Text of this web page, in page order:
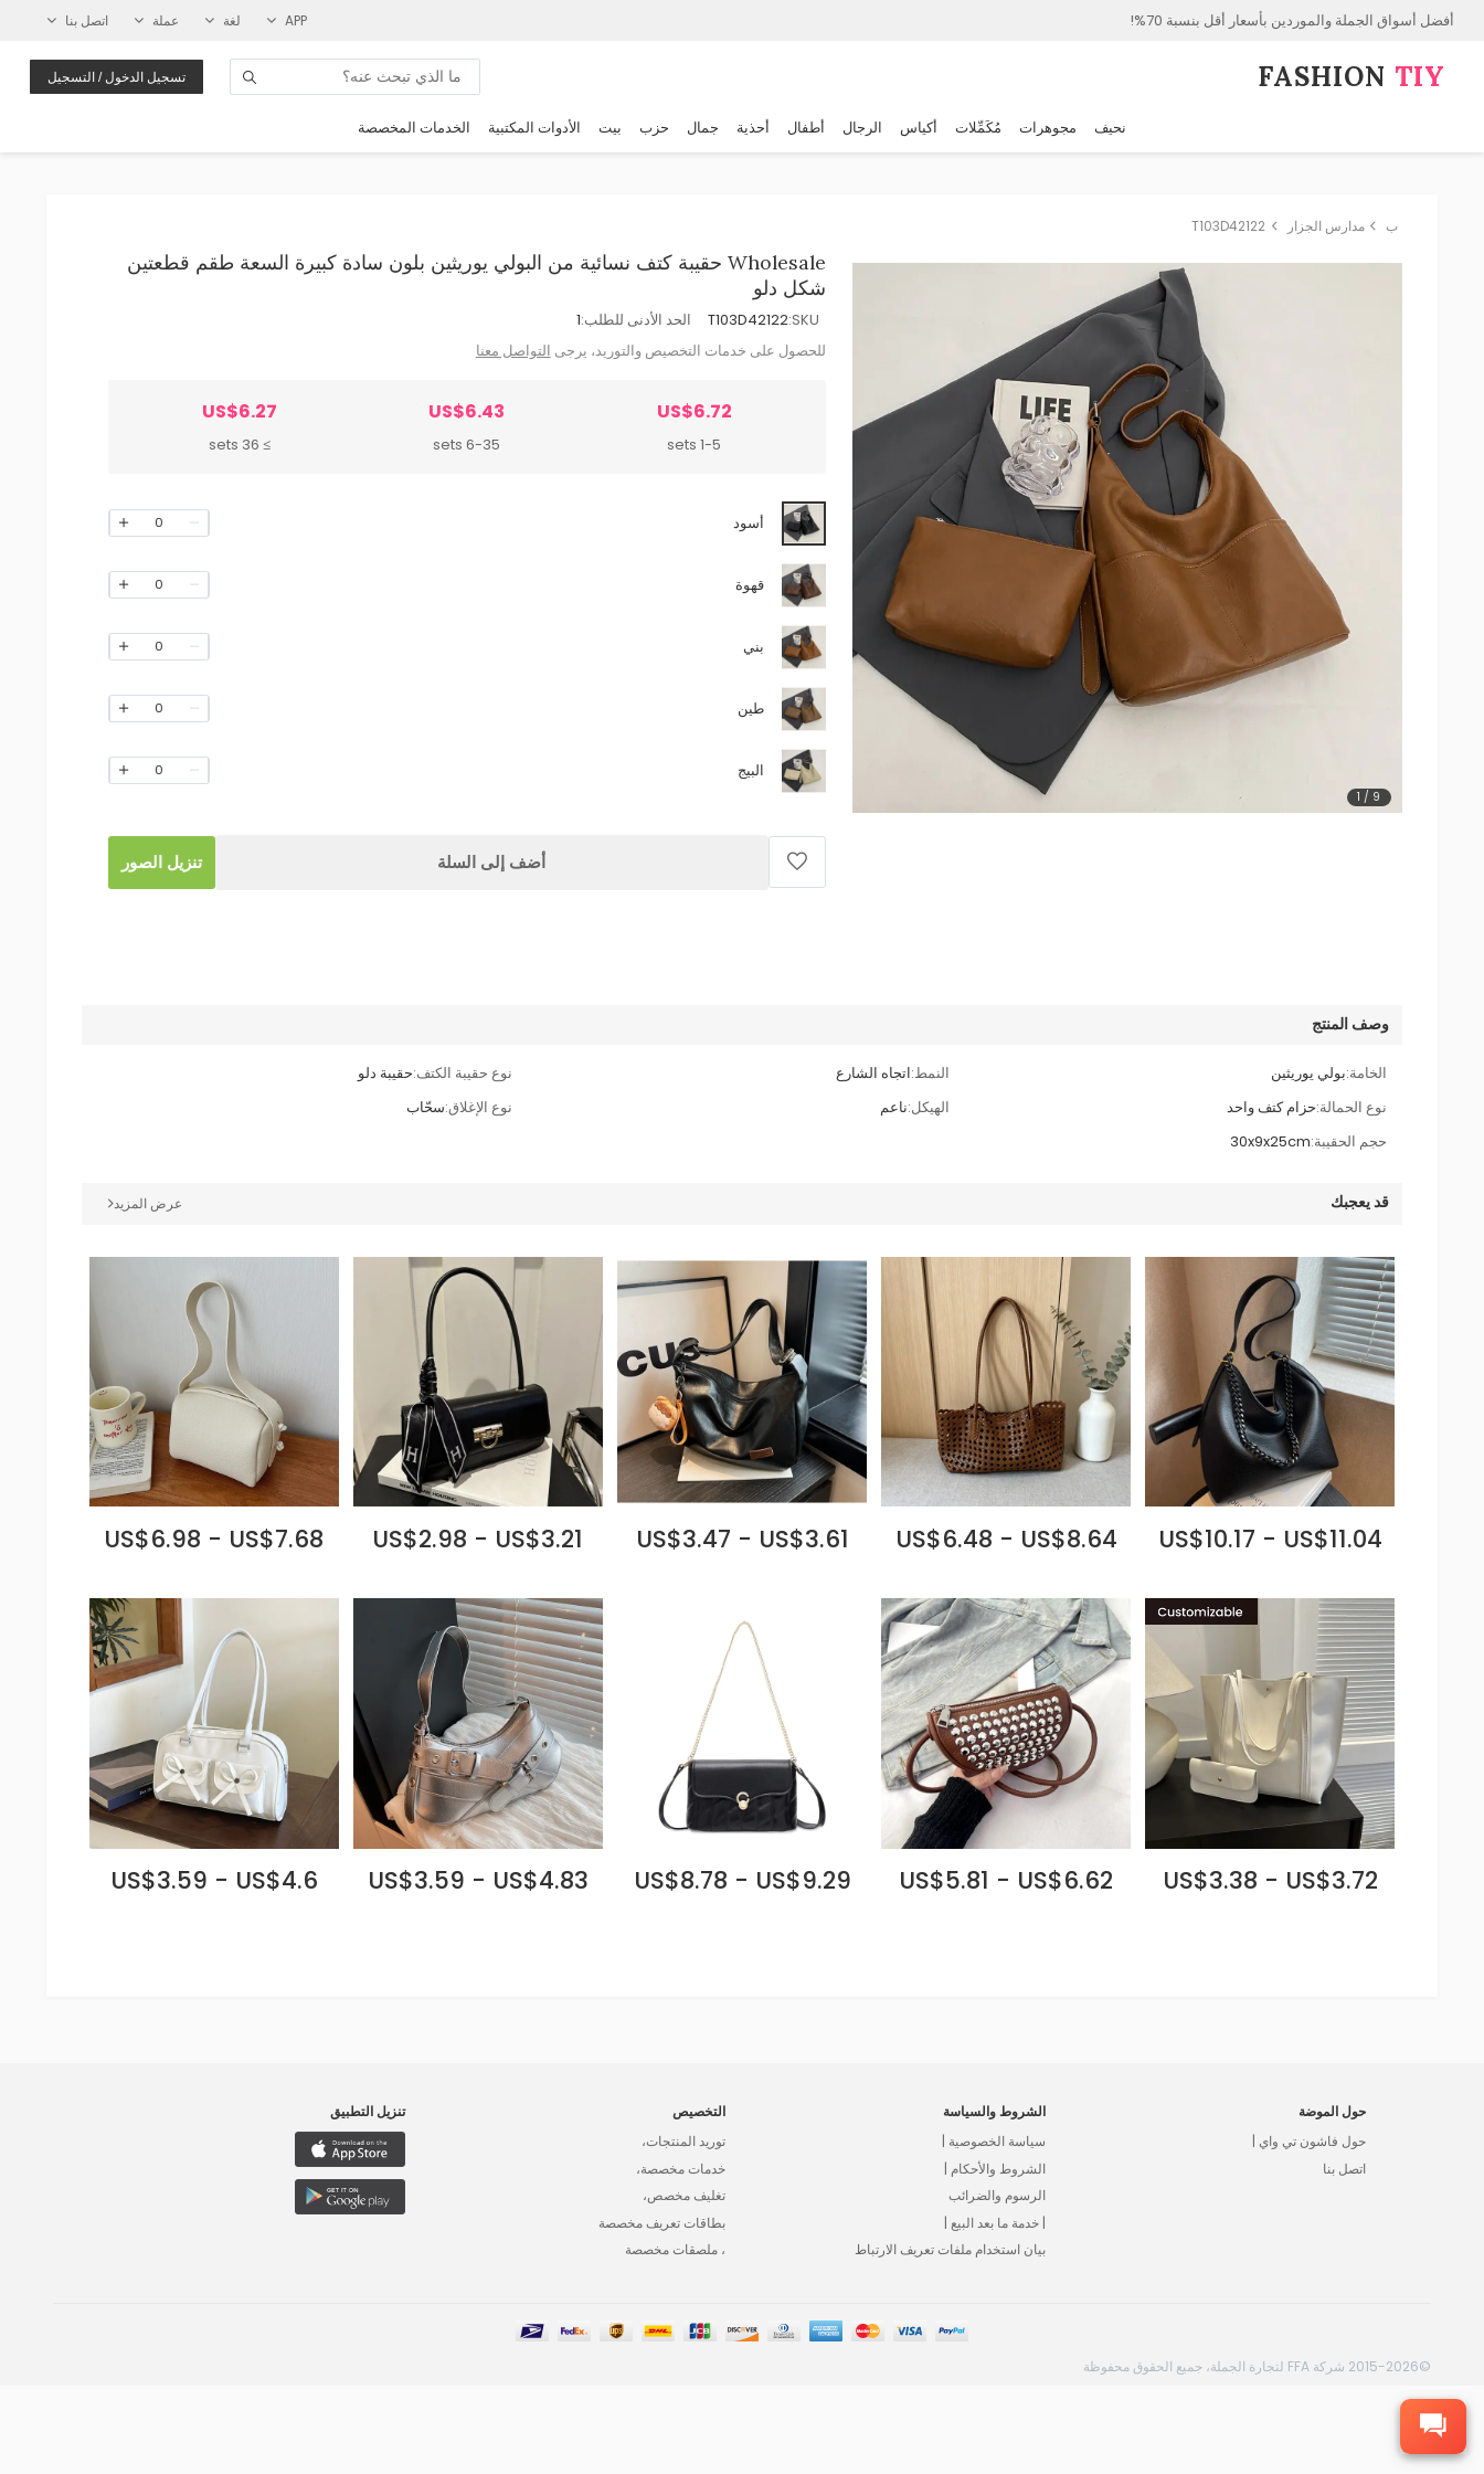
أفضل أسواق الجملة والموردين بأسعار أقل بنسبة 70%! APP لغة عملة اتصل بنا
FASHION⁠ TIY تسجيل الدخول / التسجيل
نحيف مجوهرات مُكَمِّلات أكياس الرجال أطفال أحذية جمال حزب بيت الأدوات المكتبية الخدمات المخصصة
ب مدارس الجزار T103D42122
1 / 9
Wholesale حقيبة كتف نسائية من البولي يوريثين بلون سادة كبيرة السعة طقم قطعتين
شكل دلو
SKU:
T103D42122 الحد الأدنى للطلب:1
للحصول على خدمات التخصيص والتوريد، يرجى التواصل معنا
US$6.72
1-5 sets
US$6.43
6-35 sets
US$6.27
≥ 36 sets
أسود 0
قهوة 0
بني 0
طين 0
البيج 0
أضف إلى السلة تنزيل الصور
وصف المنتج
الخامة:بولي يوريثين النمط:اتجاه الشارع نوع حقيبة الكتف:حقيبة دلو
نوع الحمالة:حزام كتف واحد الهيكل:ناعم نوع الإغلاق:سحّاب
حجم الحقيبة:30x9x25cm
قد يعجبك عرض المزيد
US$10.17 - US$11.04
US$6.48 - US$8.64
US$3.47 - US$3.61
US$2.98 - US$3.21
US$6.98 - US$7.68
US$3.38 - US$3.72
US$5.81 - US$6.62
US$8.78 - US$9.29
US$3.59 - US$4.83
US$3.59 - US$4.6
حول الموضة
حول فاشون تي واي |
اتصل بنا
الشروط والسياسة
سياسة الخصوصية |
الشروط والأحكام |
الرسوم والضرائب
| خدمة ما بعد البيع |
بيان استخدام ملفات تعريف الارتباط
التخصيص
توريد المنتجات،
خدمات مخصصة،
تغليف مخصص،
بطاقات تعريف مخصصة
، ملصقات مخصصة
تنزيل التطبيق
©2015-2026 شركة FFA لتجارة الجملة، جميع الحقوق محفوظة